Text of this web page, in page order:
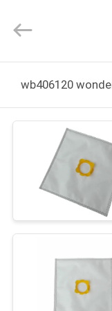
PRODUKTE
FABRIK-
AUSFLUG
Rights
by
wb406120